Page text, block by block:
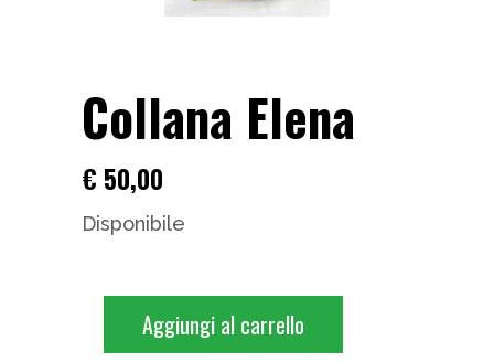
Collana Elena
€ 50,00
Disponibile
Aggiungi al carrello